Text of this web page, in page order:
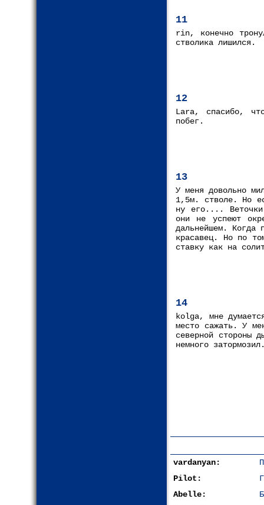
11
rin, конечно
стволика лишился.
12
Lara, спасибо,
побег.
13
У меня довольно
1,5м. стволе. Но
ну его.... Веточки
они не успеют
дальнейшем. Когда
красавец. Но по
ставку как на
14
kolga, мне
место сажать. У
северной стороны
немного
vardanyan:
Pilot:
Abelle: